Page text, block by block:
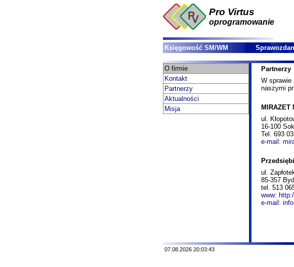
Pro Virtus
oprogramowanie
Księgowość SM/WM
O firmie
Kontakt
Partnerzy
Aktualności
Misja
Partnerzy
W sprawie
naszymi
MIRAZET
ul.
16-100
Tel. 693
e-mail:
ul.
85-357
tel. 513
www:
e-mail:
07.08.2026 20:03:43